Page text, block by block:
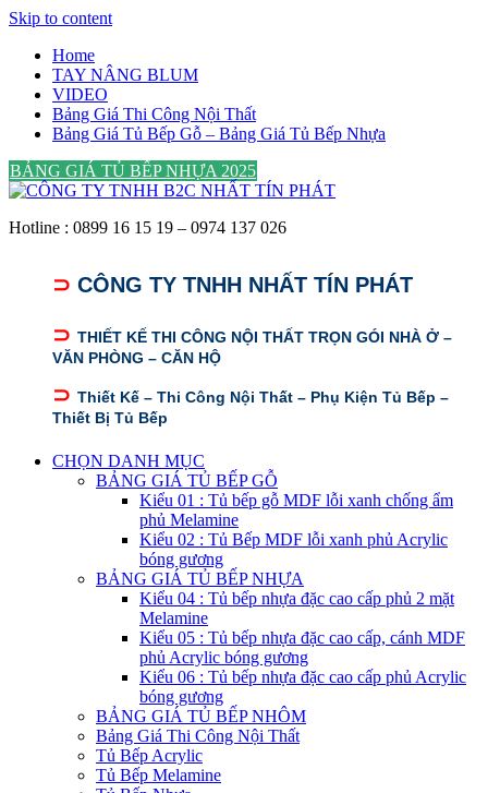
Skip to content
Home
TAY NÂNG BLUM
VIDEO
Bảng Giá Thi Công Nội Thất
Bảng Giá Tủ Bếp Gỗ – Bảng Giá Tủ Bếp Nhựa
BẢNG GIÁ TỦ BẾP NHỰA 2025
Hotline : 0899 16 15 19 – 0974 137 026
⊃ CÔNG TY TNHH NHẤT TÍN PHÁT
⊃ THIẾT KẾ THI CÔNG NỘI THẤT TRỌN GÓI NHÀ Ở –
VĂN PHÒNG – CĂN HỘ
⊃ Thiết Kế – Thi Công Nội Thất – Phụ Kiện Tủ Bếp –
Thiết Bị Tủ Bếp
CHỌN DANH MỤC
BẢNG GIÁ TỦ BẾP GỖ
Kiểu 01 : Tủ bếp gỗ MDF lỗi xanh chống ẩm
phủ Melamine
Kiểu 02 : Tủ Bếp MDF lỗi xanh phủ Acrylic
bóng gương
BẢNG GIÁ TỦ BẾP NHỰA
Kiểu 04 : Tủ bếp nhựa đặc cao cấp phủ 2 mặt
Melamine
Kiểu 05 : Tủ bếp nhựa đặc cao cấp, cánh MDF
phủ Acrylic bóng gương
Kiểu 06 : Tủ bếp nhựa đặc cao cấp phủ Acrylic
bóng gương
BẢNG GIÁ TỦ BẾP NHÔM
Bảng Giá Thi Công Nội Thất
Tủ Bếp Acrylic
Tủ Bếp Melamine